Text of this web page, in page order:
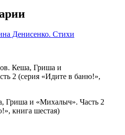
Денисенко. Стихи
Гриша и «Михалыч». Часть 2
книга шестая)